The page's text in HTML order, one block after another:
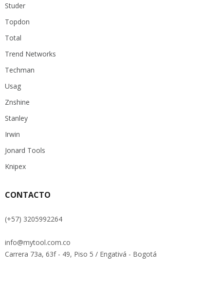
Studer
Topdon
Total
Trend Networks
Techman
Usag
Znshine
Stanley
Irwin
Jonard Tools
Knipex
CONTACTO
(+57) 3205992264
info@mytool.com.co
Carrera 73a, 63f - 49, Piso 5 / Engativá - Bogotá